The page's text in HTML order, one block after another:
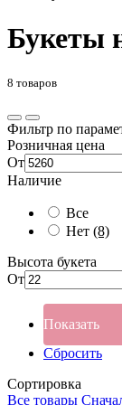
Букеты
8 товаров
Фильтр по
Розничная цена
От
Наличие
Все
Нет (8)
Высота букета
От
Показать
Сбросить
Сортировка
Все товары